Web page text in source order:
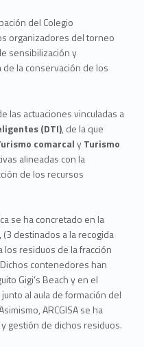
del Colegio
organizadores del torneo
sensibilización y
la conservación de los
las actuaciones vinculadas a
(DTI), de la que
comarcalyTurismo
alineadas con la
de los recursos
se ha concretado en la
(3 destinados a la recogida
residuos de la fracción
contenedores han
Gigi’s Beach y en el
al aula de formación del
ARCGISA se ha
gestión de dichos residuos.